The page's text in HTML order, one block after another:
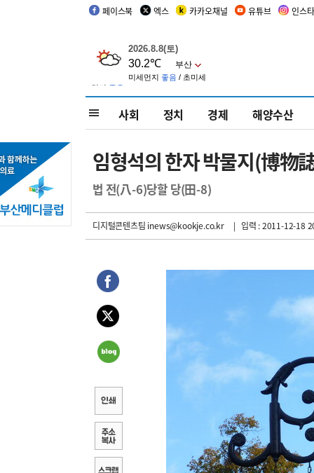
페이스북 엑스 카카오채널 유튜브 인스
사회 정치 경제 해양수산
임형석의 한자 박물지(博物
법 전(八-6)당할 당(田-8)
디지털콘텐츠팀 inews@kookje.co.kr | 입력 : 2011-12-18